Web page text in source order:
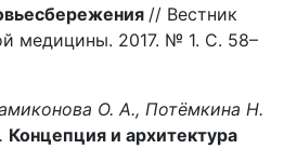
// Вестник
медицины. 2017. № 1. С. 58–
О. А., Потёмкина Н.
Концепция и архитектура